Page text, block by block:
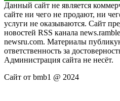
Данный сайт не является
сайте ни чего не продают, ни
услуги не оказываются. Сайт
новостей RSS канала
newsru.com. Материалы
ответственность за
Администрация сайта не несёт.
Сайт от bmb1 @ 2024